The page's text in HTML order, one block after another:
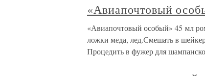
«Авиапочтовый
«Авиапочтовый особый» 45 мл
ложки меда, лед.Смешать в
Процедить в фужер для